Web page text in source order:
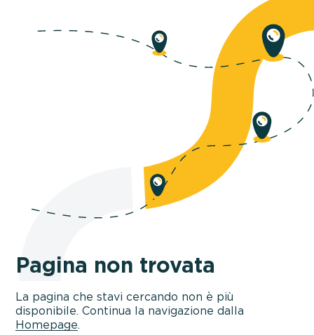
Pagina non trovata
La pagina che stavi cercando non è più
disponibile. Continua la navigazione dalla
Homepage.